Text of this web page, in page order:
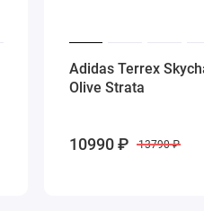
Adidas Terrex
Olive Strata
10990 ₽ 13790 ₽